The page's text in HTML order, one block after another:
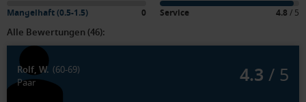
Mangelhaft (0.5-1.5) 0 Service 4.8 / 5
Alle Bewertungen (46):
Rolf, W. (60-69)
Paar
4.3 / 5